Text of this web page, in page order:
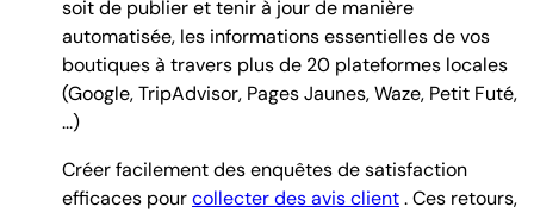
soit de publier et tenir à jour de manière
automatisée, les informations essentielles de vos
boutiques à travers plus de 20 plateformes locales
(Google, TripAdvisor, Pages Jaunes, Waze, Petit Futé,
...)
Créer facilement des enquêtes de satisfaction
efficaces pourcollecter des avis client. Ces retours,